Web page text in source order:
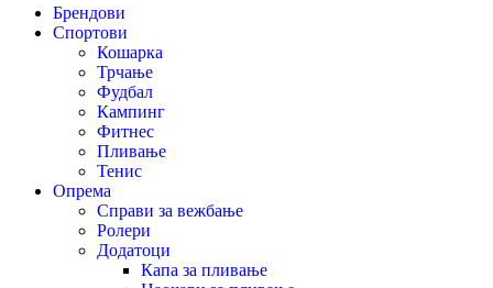
Брендови
Спортови
Кошарка
Трчање
Фудбал
Кампинг
Фитнес
Пливање
Тенис
Опрема
Справи за вежбање
Ролери
Додатоци
Капа за пливање